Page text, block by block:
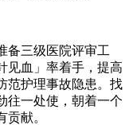
备三级医院评审工
见血」率着手，提高
范护理事故隐患。找
往一处使，朝着一个
献。